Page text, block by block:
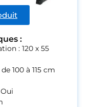
:
: 120 x 55
100 à 115 cm